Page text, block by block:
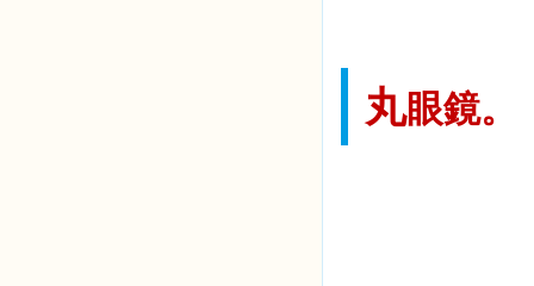
丸眼鏡。